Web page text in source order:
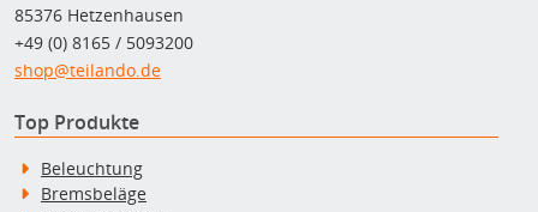
85376 Hetzenhausen
+49 (0) 8165 / 5093200
shop@teilando.de
Top Produkte
Beleuchtung
Bremsbeläge